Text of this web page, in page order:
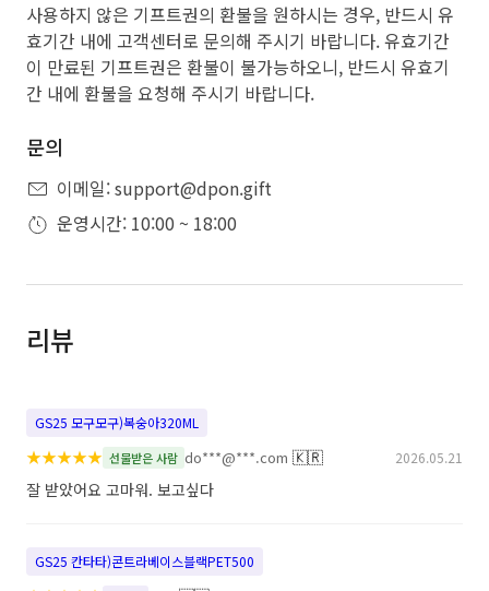
사용하지 않은 기프트권의 환불을 원하시는 경우, 반드시 유
효기간 내에 고객센터로 문의해 주시기 바랍니다. 유효기간
이 만료된 기프트권은 환불이 불가능하오니, 반드시 유효기
간 내에 환불을 요청해 주시기 바랍니다.
문의
이메일: support@dpon.gift
운영시간: 10:00 ~ 18:00
리뷰
GS25 모구모구)복숭아320ML
★★★★★ 선물받은 사람 do***@***.com 🇰🇷 2026.05.21
잘 받았어요 고마워. 보고싶다
GS25 칸타타)콘트라베이스블랙PET500